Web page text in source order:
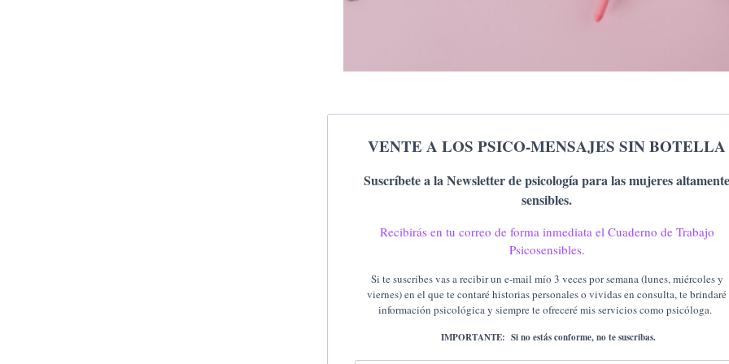
VENTE A LOS PSICO-MENSAJES SIN BOTELLA
Suscríbete a la Newsletter de psicología para las mujeres altamente
sensibles.
Recibirás en tu correo de forma inmediata el Cuaderno de Trabajo
Psicosensibles.
Si te suscribes vas a recibir un e-mail mío 3 veces por semana (lunes, miércoles y
viernes) en el que te contaré historias personales o vividas en consulta, te brindaré
información psicológica y siempre te ofreceré mis servicios como psicóloga.
IMPORTANTE: Si no estás conforme, no te suscribas.